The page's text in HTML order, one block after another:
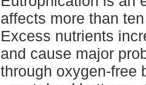
affects more than
Excess nutrients
and cause major
through oxygen-free